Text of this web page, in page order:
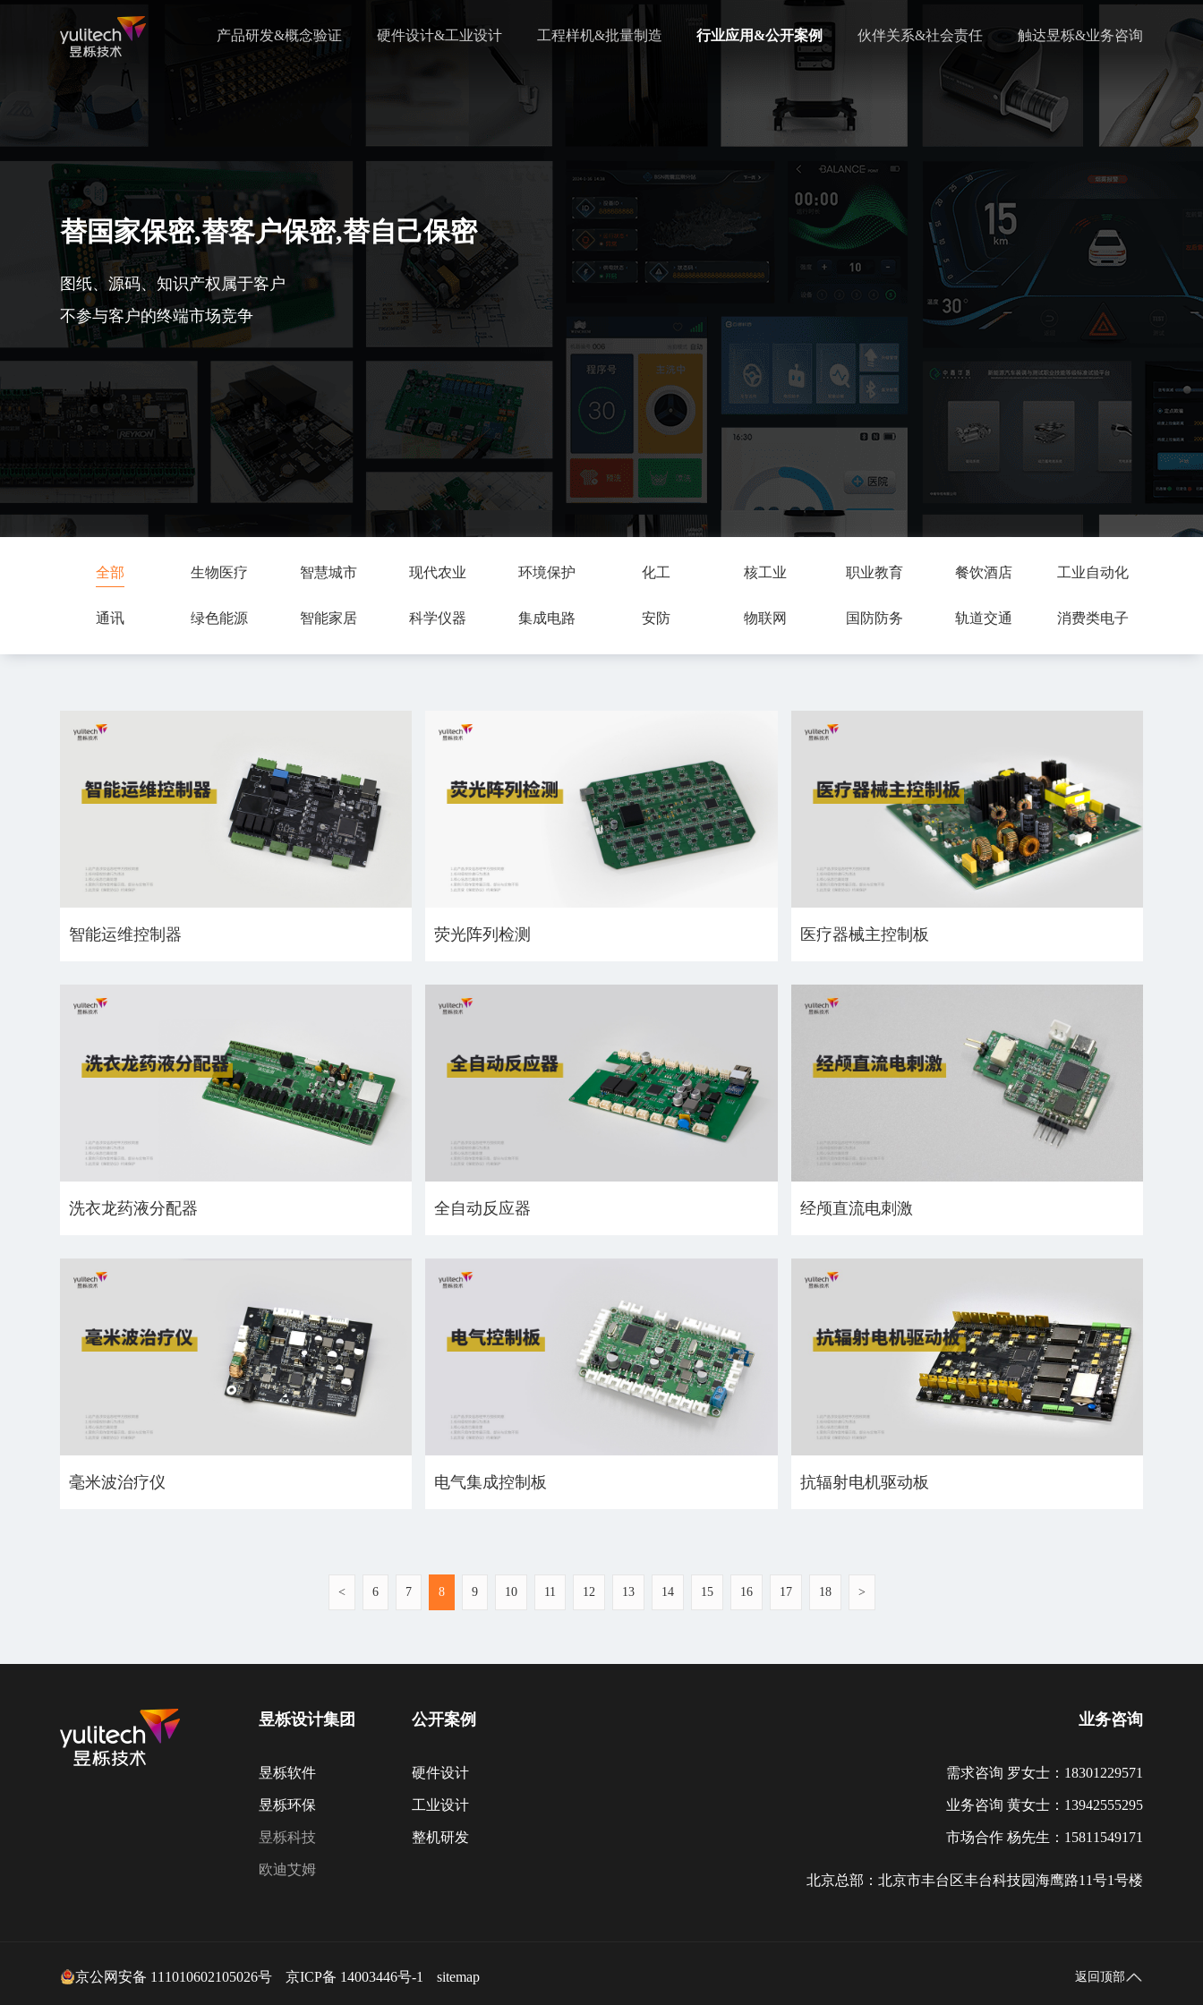
产品研发&概念验证 硬件设计&工业设计 工程样机&批量制造 行业应用&公开案例 伙伴关系&社会责任 触达昱栎&业务咨询
替国家保密,替客户保密,替自己保密
图纸、源码、知识产权属于客户
不参与客户的终端市场竞争
全部 生物医疗 智慧城市 现代农业 环境保护 化工 核工业 职业教育 餐饮酒店 工业自动化
通讯 绿色能源 智能家居 科学仪器 集成电路 安防 物联网 国防防务 轨道交通 消费类电子
智能运维控制器 荧光阵列检测 医疗器械主控制板
洗衣龙药液分配器 全自动反应器 经颅直流电刺激
毫米波治疗仪 电气集成控制板 抗辐射电机驱动板
< 6 7 8 9 10 11 12 13 14 15 16 17 18 >
昱栎设计集团
昱栎软件
昱栎环保
昱栎科技
欧迪艾姆
公开案例
硬件设计
工业设计
整机研发
业务咨询
需求咨询 罗女士：18301229571
业务咨询 黄女士：13942555295
市场合作 杨先生：15811549171
北京总部：北京市丰台区丰台科技园海鹰路11号1号楼
京公网安备 111010602105026号 京ICP备 14003446号-1 sitemap 返回顶部